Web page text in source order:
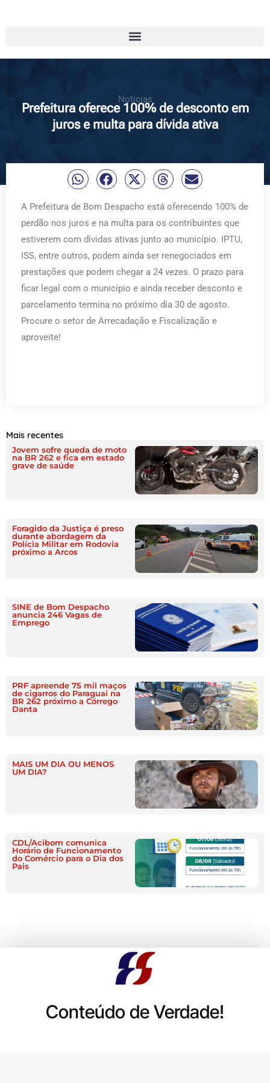
Notícias
Prefeitura oferece 100% de desconto em
juros e multa para dívida ativa
A Prefeitura de Bom Despacho está oferecendo 100% de
perdão nos juros e na multa para os contribuintes que
estiverem com dívidas ativas junto ao município. IPTU,
ISS, entre outros, podem ainda ser renegociados em
prestações que podem chegar a 24 vezes. O prazo para
ficar legal com o município e ainda receber desconto e
parcelamento termina no próximo dia 30 de agosto.
Procure o setor de Arrecadação e Fiscalização e
aproveite!
Mais recentes
Jovem sofre queda de moto
na BR 262 e fica em estado
grave de saúde
Foragido da Justiça é preso
durante abordagem da
Polícia Militar em Rodovia
próximo a Arcos
SINE de Bom Despacho
anuncia 246 Vagas de
Emprego
PRF apreende 75 mil maços
de cigarros do Paraguai na
BR 262 próximo a Córrego
Danta
MAIS UM DIA OU MENOS
UM DIA?
CDL/Acibom comunica
Horário de Funcionamento
do Comércio para o Dia dos
Pais
Conteúdo de Verdade!